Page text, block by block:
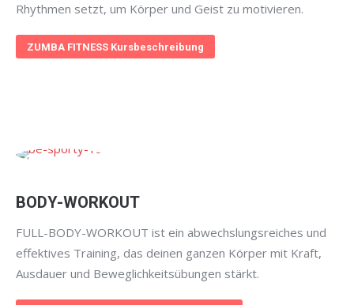
Rhythmen setzt, um Körper und Geist zu motivieren.
ZUMBA FITNESS Kursbeschreibung
BODY-WORKOUT
FULL-BODY-WORKOUT ist ein abwechslungsreiches und
effektives Training, das deinen ganzen Körper mit Kraft,
Ausdauer und Beweglichkeitsübungen stärkt.